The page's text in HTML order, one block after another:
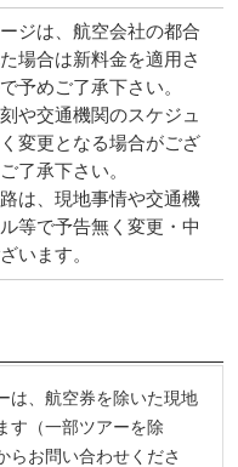
ジは、航空会社の都合
場合は新料金を適用さ
予めご了承下さい。
や交通機関のスケジュ
変更となる場合がござ
了承下さい。
は、現地事情や交通機
等で予告無く変更・中
います。
は、航空券を除いた現地
す（一部ツアーを除
らお問い合わせくださ